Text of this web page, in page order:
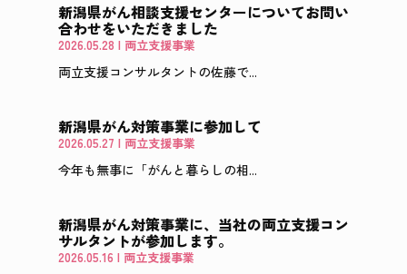
新潟県がん相談支援センターについてお問い
合わせをいただきました
2026.05.28 | 両立支援事業
両立支援コンサルタントの佐藤で...
新潟県がん対策事業に参加して
2026.05.27 | 両立支援事業
今年も無事に「がんと暮らしの相...
新潟県がん対策事業に、当社の両立支援コン
サルタントが参加します。
2026.05.16 | 両立支援事業